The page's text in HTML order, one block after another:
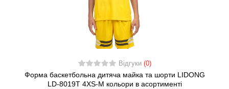
Відгуки (0)
Форма баскетбольна дитяча майка та шорти LIDONG
LD-8019T 4XS-M кольори в асортименті